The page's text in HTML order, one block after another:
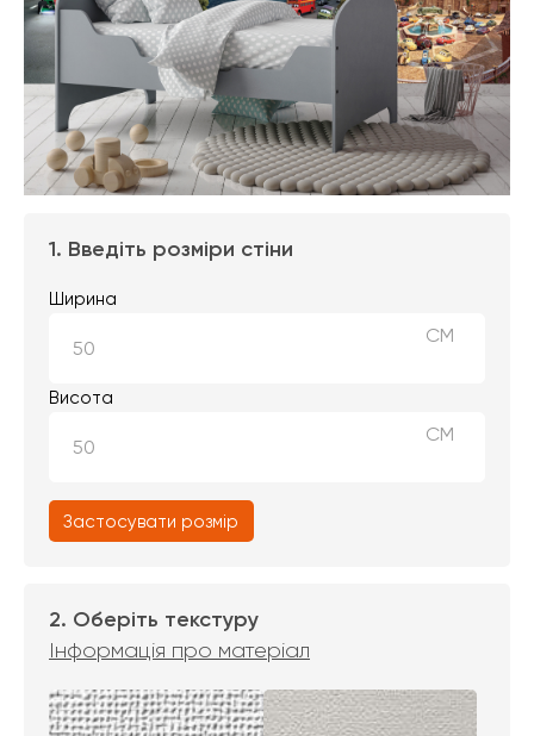
1. Введіть розміри стіни
Ширина
СМ
Висота
СМ
Застосувати розмір
2. Оберіть текстуру
Інформація про матеріал